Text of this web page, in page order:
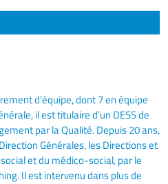
d’équipe, dont 7 en équipe
il est titulaire d’un DESS de
par la Qualité. Depuis 20 ans,
Générales, les Directions et
et du médico-social,par le
Il est intervenu dans plus de